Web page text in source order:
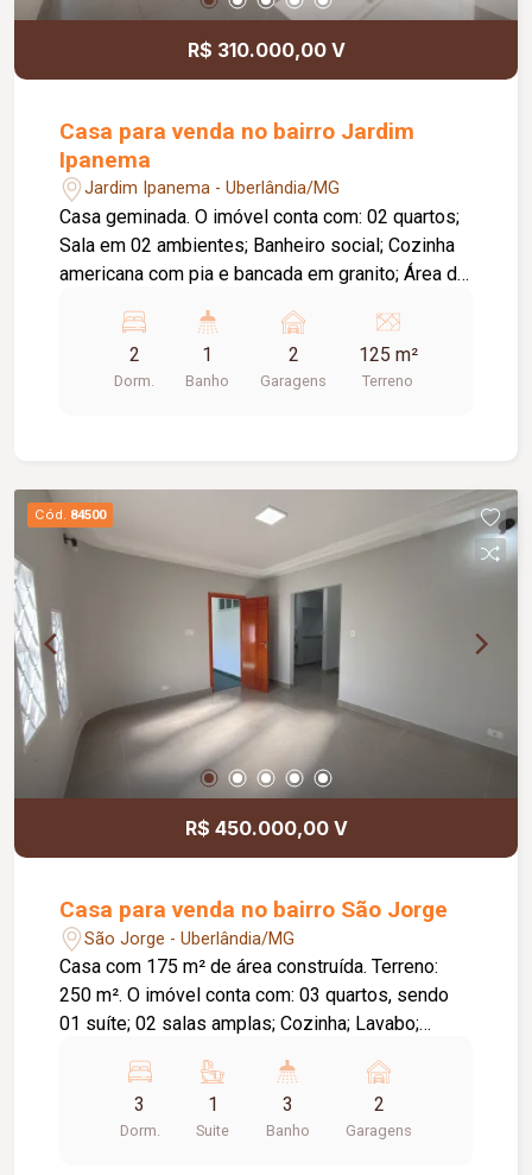
R$ 310.000,00 V
Casa para venda no bairro Jardim
Ipanema
Jardim Ipanema - Uberlândia/MG
Casa geminada. O imóvel conta com: 02 quartos;
Sala em 02 ambientes; Banheiro social; Cozinha
americana com pia e bancada em granito; Área de
garagem; Diferenciais: Portas e janelas em
blindex; Piso em porcelanato; Localização
privilegiada, próxima a aeroporto, posto de
2
Dorm.
1
Banho
2
Garagens
125 m²
Terreno
Cód. 84500
R$ 450.000,00 V
Casa para venda no bairro São Jorge
São Jorge - Uberlândia/MG
Casa com 175 m² de área construída. Terreno:
250 m². O imóvel conta com: 03 quartos, sendo
01 suíte; 02 salas amplas; Cozinha; Lavabo;
vagas de garagem; Diferenciais: Ambientes
amplos e bem distribuídos; Excelente
localização, próxima a supermercado e
3
Dorm.
1
Suite
3
Banho
2
Garagens